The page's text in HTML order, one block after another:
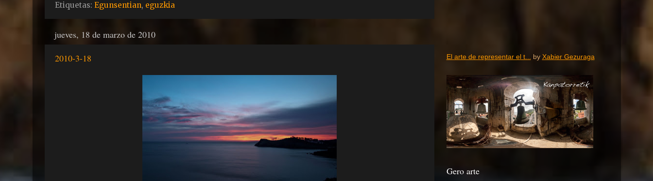
Etiquetas: Egunsentian, eguzkia
jueves, 18 de marzo de 2010
2010-3-18 El arte de representar el t... by Xabier Gezuraga
Gero arte